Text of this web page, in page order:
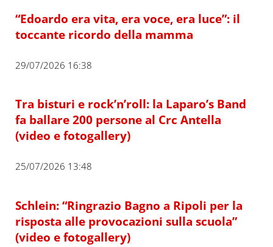
“Edoardo era vita, era voce, era luce”: il
toccante ricordo della mamma
29/07/2026 16:38
Tra bisturi e rock’n’roll: la Laparo’s Band
fa ballare 200 persone al Crc Antella
(video e fotogallery)
25/07/2026 13:48
Schlein: “Ringrazio Bagno a Ripoli per la
risposta alle provocazioni sulla scuola”
(video e fotogallery)